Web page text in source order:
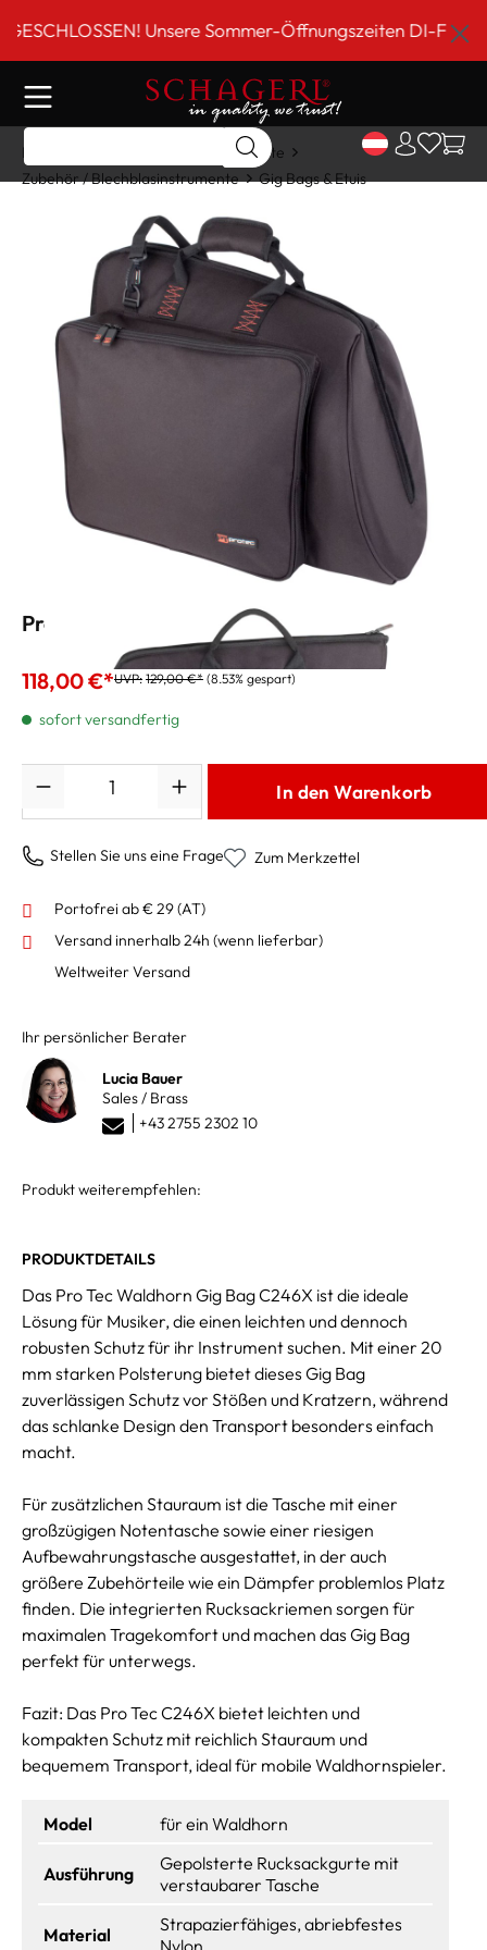
springenUnsere Sommer-Öffnungszeiten DI-FR 9 bis
Home
Blechblasinstrumente
Zubehör / Blechblasinstrumente
Gig Bags & Etuis
Pro Tec Gig Bag C246X für Waldhorn
118,00 €*UVP: 129,00 €* (8.53% gespart)
sofort versandfertig
In den Warenkorb
Stellen Sie uns eine Frage Zum Merkzettel
Portofrei ab € 29 (AT)
Versand innerhalb 24h (wenn lieferbar)
Weltweiter Versand
Ihr persönlicher Berater
Lucia Bauer
Sales / Brass
+43 2755 2302 10
Produkt weiterempfehlen:
PRODUKTDETAILS
Das Pro Tec Waldhorn Gig Bag C246X ist die ideale
Lösung für Musiker, die einen leichten und dennoch
robusten Schutz für ihr Instrument suchen. Mit einer 20
mm starken Polsterung bietet dieses Gig Bag
zuverlässigen Schutz vor Stößen und Kratzern, während
das schlanke Design den Transport besonders einfach
macht.
Für zusätzlichen Stauraum ist die Tasche mit einer
großzügigen Notentasche sowie einer riesigen
Aufbewahrungstasche ausgestattet, in der auch
größere Zubehörteile wie ein Dämpfer problemlos Platz
finden. Die integrierten Rucksackriemen sorgen für
maximalen Tragekomfort und machen das Gig Bag
perfekt für unterwegs.
Fazit: Das Pro Tec C246X bietet leichten und
kompakten Schutz mit reichlich Stauraum und
bequemem Transport, ideal für mobile Waldhornspieler.
Model für ein Waldhorn
Ausführung
Gepolsterte Rucksackgurte mit
verstaubarer Tasche
Material
Strapazierfähiges, abriebfestes
Nylon